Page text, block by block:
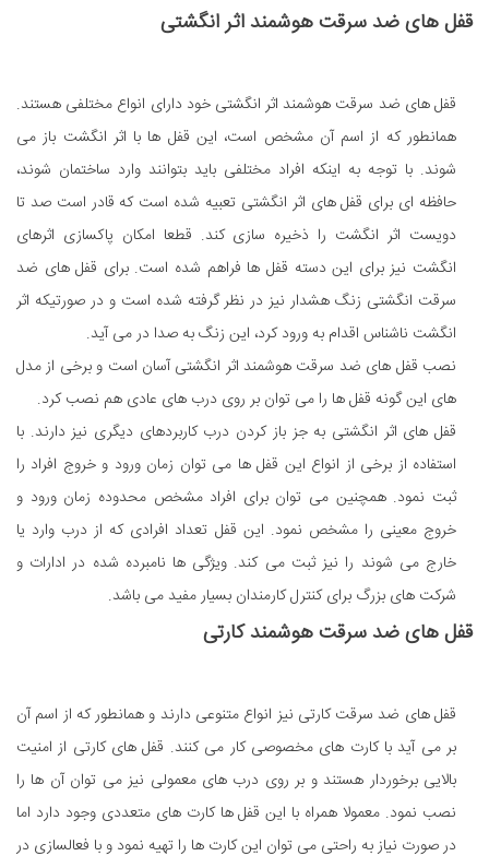
قفل های ضد سرقت هوشمند اثر انگشتی
قفل های ضد سرقت هوشمند اثر انگشتی خود دارای انواع مختلفی هستند.
همانطور که از اسم آن مشخص است، این قفل ها با اثر انگشت باز می
شوند. با توجه به اینکه افراد مختلفی باید بتوانند وارد ساختمان شوند،
حافظه ای برای قفل های اثر انگشتی تعبیه شده است که قادر است صد تا
دویست اثر انگشت را ذخیره سازی کند. قطعا امکان پاکسازی اثرهای
انگشت نیز برای این دسته قفل ها فراهم شده است. برای قفل های ضد
سرقت انگشتی زنگ هشدار نیز در نظر گرفته شده است و در صورتیکه اثر
انگشت ناشناس اقدام به ورود کرد، این زنگ به صدا در می آید.
نصب قفل های ضد سرقت هوشمند اثر انگشتی آسان است و برخی از مدل
های این گونه قفل ها را می توان بر روی درب های عادی هم نصب کرد.
قفل های اثر انگشتی به جز باز کردن درب کاربردهای دیگری نیز دارند. با
استفاده از برخی از انواع این قفل ها می توان زمان ورود و خروج افراد را
ثبت نمود. همچنین می توان برای افراد مشخص محدوده زمان ورود و
خروج معینی را مشخص نمود. این قفل تعداد افرادی که از درب وارد یا
خارج می شوند را نیز ثبت می کند. ویژگی ها نامبرده شده در ادارات و
شرکت های بزرگ برای کنترل کارمندان بسیار مفید می باشد.
قفل های ضد سرقت هوشمند کارتی
قفل های ضد سرقت کارتی نیز انواع متنوعی دارند و همانطور که از اسم آن
بر می آید با کارت های مخصوصی کار می کنند. قفل های کارتی از امنیت
بالایی برخوردار هستند و بر روی درب های معمولی نیز می توان آن ها را
نصب نمود. معمولا همراه با این قفل ها کارت های متعددی وجود دارد اما
در صورت نیاز به راحتی می توان این کارت ها را تهیه نمود و با فعالسازی در